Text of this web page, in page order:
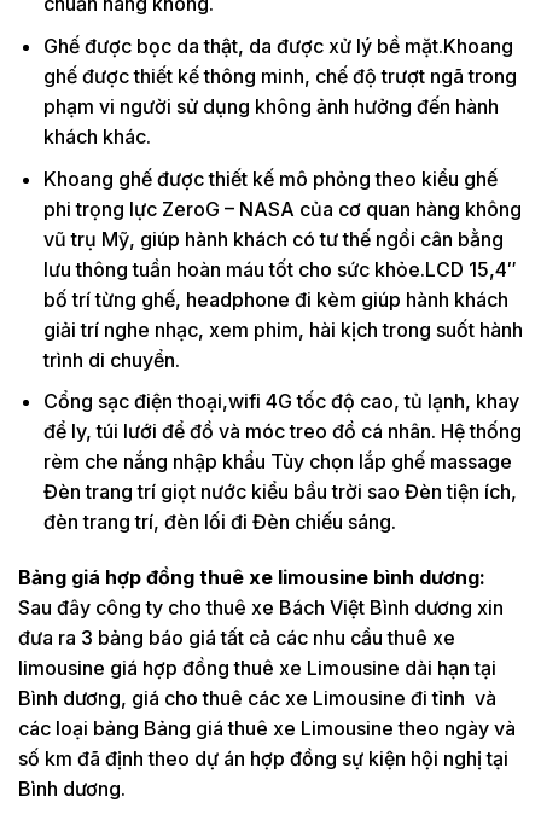
Ghế được bọc da thật, da được xử lý bề mặt.Khoang
ghế được thiết kế thông minh, chế độ trượt ngã trong
phạm vi người sử dụng không ảnh hưởng đến hành
khách khác.
Khoang ghế được thiết kế mô phỏng theo kiểu ghế
phi trọng lực ZeroG – NASA của cơ quan hàng không
vũ trụ Mỹ, giúp hành khách có tư thế ngồi cân bằng
lưu thông tuần hoàn máu tốt cho sức khỏe.LCD 15,4″
bố trí từng ghế, headphone đi kèm giúp hành khách
giải trí nghe nhạc, xem phim, hài kịch trong suốt hành
trình di chuyển.
Cổng sạc điện thoại,wifi 4G tốc độ cao, tủ lạnh, khay
để ly, túi lưới để đồ và móc treo đồ cá nhân. Hệ thống
rèm che nắng nhập khẩu Tùy chọn lắp ghế massage
Đèn trang trí giọt nước kiểu bầu trời sao Đèn tiện ích,
đèn trang trí, đèn lối đi Đèn chiếu sáng.
Bảng giá hợp đồng thuê xe limousine bình dương:
Sau đây công ty cho thuê xe Bách Việt Bình dương xin
đưa ra 3 bảng báo giá tất cả các nhu cầu thuê xe
limousine giá hợp đồng thuê xe Limousine dài hạn tại
Bình dương, giá cho thuê các xe Limousine đi tỉnh và
các loại bảng Bảng giá thuê xe Limousine theo ngày và
số km đã định theo dự án hợp đồng sự kiện hội nghị tại
Bình dương.